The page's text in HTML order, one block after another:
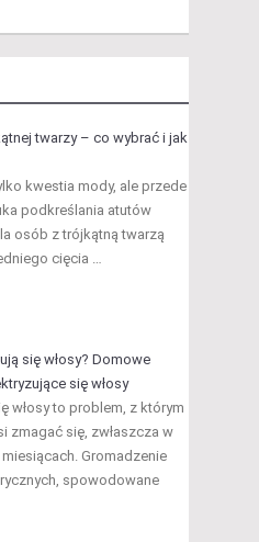
twarzy – co wybrać i jak
kwestia mody, ale przede
podkreślania atutów
osób z trójkątną twarzą
cięcia …
się włosy? Domowe
się włosy
włosy to problem, z którym
zmagać się, zwłaszcza w
Gromadzenie
spowodowane